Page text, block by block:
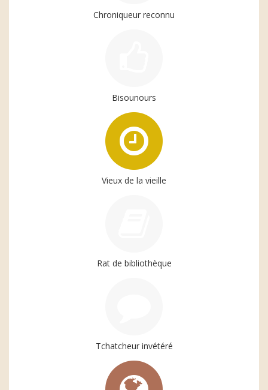
Chroniqueur reconnu
Bisounours
Vieux de la vieille
Rat de bibliothèque
Tchatcheur invétéré